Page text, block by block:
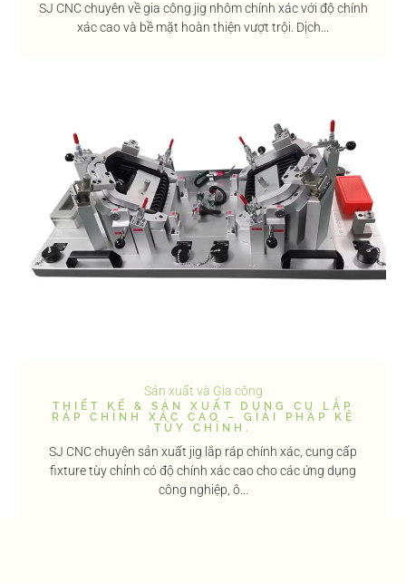
SJ CNC chuyên về gia công jig nhôm chính xác với độ chính
xác cao và bề mặt hoàn thiện vượt trội. Dịch...
Sản xuất và Gia công
THIẾT KẾ & SẢN XUẤT DỤNG CỤ LẮP
RÁP CHÍNH XÁC CAO – GIẢI PHÁP KỆ
TÙY CHỈNH.
SJ CNC chuyên sản xuất jig lắp ráp chính xác, cung cấp
fixture tùy chỉnh có độ chính xác cao cho các ứng dụng
công nghiệp, ô...